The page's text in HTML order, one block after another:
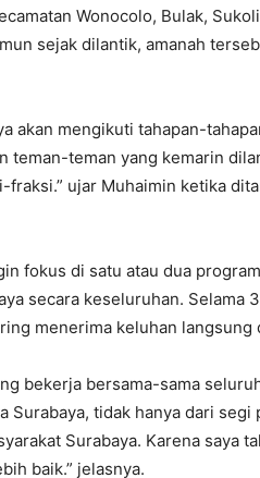
Wonocolo, Bulak,
sejak dilantik, amanah
akan mengikuti tahapan-
teman-teman yang kemarin
fraksi.” ujar Muhaimin ketika
fokus di satu atau dua
secara keseluruhan. Selama
menerima keluhan langsung
bekerja bersama-sama
Surabaya, tidak hanya dari
Surabaya. Karena saya
baik.” jelasnya.